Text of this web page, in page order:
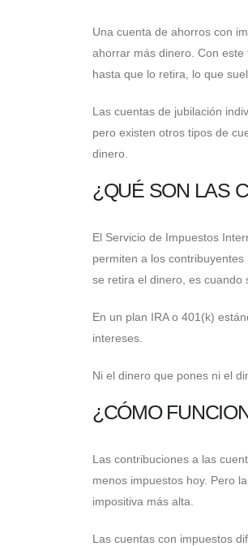
Una cuenta de ahorros con
ahorrar más dinero. Con
hasta que lo retira, lo que
Las cuentas de jubilación
pero existen otros tipos de
dinero.
¿QUÉ SON LAS
El Servicio de Impuestos
permiten a los
se retira el dinero, es cuando
En un plan IRA o 401(k)
intereses.
Ni el dinero que pones ni el
¿CÓMO
Las contribuciones a las
menos impuestos hoy. Pero
impositiva más alta.
Las cuentas con impuestos